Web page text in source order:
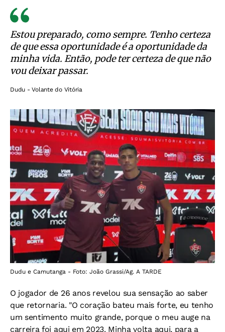
Estou preparado, como sempre. Tenho certeza
de que essa oportunidade é a oportunidade da
minha vida. Então, pode ter certeza de que não
vou deixar passar.
Dudu - Volante do Vitória
Dudu e Camutanga - Foto: João Grassi/Ag. A TARDE
O jogador de 26 anos revelou sua sensação ao saber
que retornaria. "O coração bateu mais forte, eu tenho
um sentimento muito grande, porque o meu auge na
carreira foi aqui em 2023. Minha volta aqui, para a